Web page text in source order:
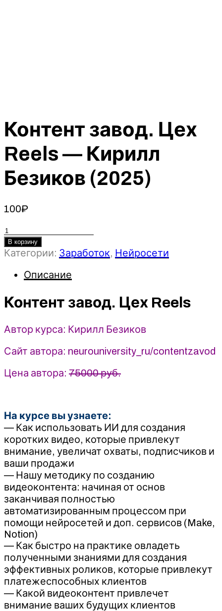
Контент завод. Цех
Reels — Кирилл
Безиков (2025)
100₽
Количество
товара
Контент
Цех
-
Кирилл
Безиков
(2025)
В корзину
Категории: Заработок, Нейросети
Описание
Контент завод. Цех Reels
Автор курса: Кирилл Безиков
Сайт автора: neurouniversity_ru/contentzavod
Цена автора: 75000 руб.
На курсе вы узнаете:
— Как использовать ИИ для создания
коротких видео, которые привлекут
внимание, увеличат охваты, подписчиков и
ваши продажи
— Нашу методику по созданию
видеоконтента: начиная от основ
заканчивая полностью
автоматизированным процессом при
помощи нейросетей и доп. сервисов (Make,
Notion)
— Как быстро на практике овладеть
полученными знаниями для создания
эффективных роликов, которые привлекут
платежеспособных клиентов
— Какой видеоконтент привлечет
внимание ваших будущих клиентов